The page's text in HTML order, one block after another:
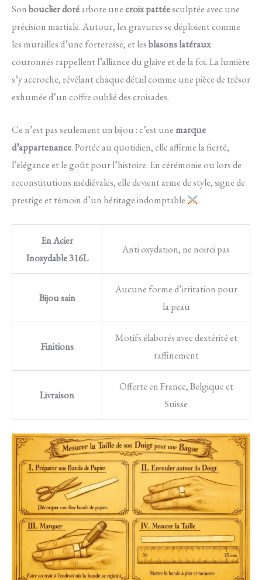
Sonbouclier doréarbore unecroix pattéesculptée avec une
précision martiale. Autour, les gravures se déploient comme
les murailles d’une forteresse, et lesblasons latéraux
couronnés rappellent l’alliance du glaive et de la foi. La lumière
s’y accroche, révélant chaque détail comme une pièce de trésor
exhumée d’un coffre oublié des croisades.
Ce n’est pas seulement un bijou : c’est unemarque
d’appartenance. Portée au quotidien, elle affirme la fierté,
l’élégance et le goût pour l’histoire. En cérémonie ou lors de
reconstitutions médiévales, elle devient arme de style, signe de
prestige et témoin d’un héritage indomptable
.
En Acier
Inoxydable 316L
Anti oxydation, ne noirci pas
Bijou sain
Aucune forme d’irritation pour
la peau
Finitions
Motifs élaborés avec dextérité et
raffinement
Livraison
Offerte en France, Belgique et
Suisse